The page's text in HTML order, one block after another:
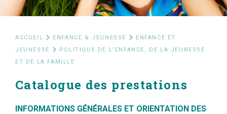
ACCUEIL ENFANCE & JEUNESSE
ENFANCE ET
JEUNESSE
POLITIQUE DE L’ENFANCE, DE LA JEUNESSE
ET DE LA FAMILLE
Catalogue des prestations
INFORMATIONS GÉNÉRALES ET ORIENTATION DES